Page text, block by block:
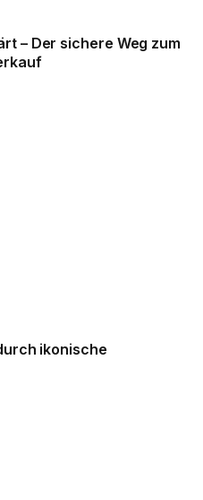
– Der sichere Weg zum
ikonische